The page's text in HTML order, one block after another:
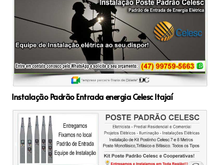
Instalação Padrão Entrada energia Celesc Itajaí